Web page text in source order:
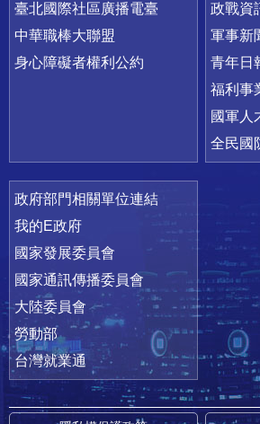
臺北國際社區廣播電臺
中華職棒大聯盟
身心障礙者權利公約
政戰資
軍事新
青年日
福利事
國軍人
全民國
政府部門相關單位連結
我的E政府
國家發展委員會
國家通訊傳播委員會
大陸委員會
勞動部
台灣就業通